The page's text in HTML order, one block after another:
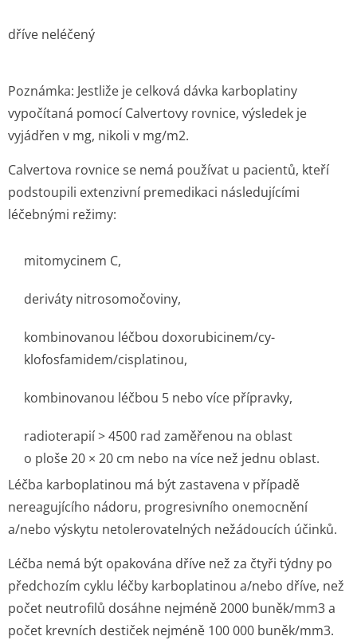
dříve neléčený
Poznámka: Jestliže je celková dávka karboplatiny
vypočítaná pomocí Calvertovy rovnice, výsledek je
vyjádřen v mg, nikoli v mg/m2.
Calvertova rovnice se nemá používat u pacientů, kteří
podstoupili extenzivní premedikaci následujícími
léčebnými režimy:
mitomycinem C,
deriváty nitrosomočoviny,
kombinovanou léčbou doxorubicinem/cy­
klofosfamidem/cis­platinou,
kombinovanou léčbou 5 nebo více přípravky,
radioterapií > 4500 rad zaměřenou na oblast
o ploše 20 × 20 cm nebo na více než jednu oblast.
Léčba karboplatinou má být zastavena v případě
nereagujícího nádoru, progresivního onemocnění
a/nebo výskytu netolerovatelných nežádoucích účinků.
Léčba nemá být opakována dříve než za čtyři týdny po
předchozím cyklu léčby karboplatinou a/nebo dříve, než
počet neutrofilů dosáhne nejméně 2000 buněk/mm3a
počet krevních destiček nejméně 100 000 buněk/mm3.